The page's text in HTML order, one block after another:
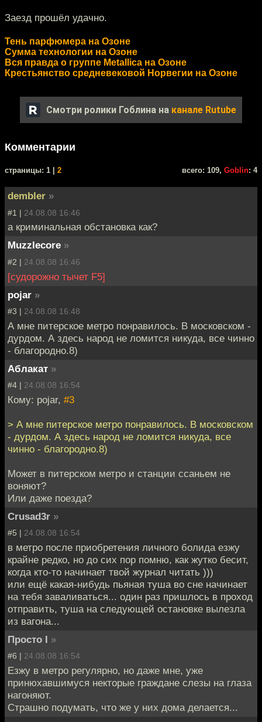
Заезд прошёл удачно.
Тень парфюмера на Озоне
Сумма технологии на Озоне
Вся правда о группе Мetallica на Озоне
Крестьянство средневековой Норвегии на Озоне
Смотри ролики Гоблина на канале Rutube
Комментарии
cтраницы: 1 | 2 всего: 109, Goblin: 4
dembler »
#1 | 24.08.08 16:46
а криминальная обстановка как?
Muzzlecore »
#2 | 24.08.08 16:46
[судорожно тычет F5]
pojar »
#3 | 24.08.08 16:48
А мне питерское метро понравилось. В московском -
дурдом. А здесь народ не ломится никуда, все чинно
- благородно.8)
Аблакат »
#4 | 24.08.08 16:54
Кому: pojar, #3
> А мне питерское метро понравилось. В московском
- дурдом. А здесь народ не ломится никуда, все
чинно - благородно.8)
Может в питерском метро и станции ссаньем не
воняют?
Или даже поезда?
Crusad3r »
#5 | 24.08.08 16:54
в метро после приобретения личного болида езжу
крайне редко, но до сих пор помню, как жутко бесит,
когда кто-то начинает твой журнал читать )))
или ещё какая-нибудь пьяная туша во сне начинает
на тебя заваливаться... один раз пришлось в проход
отправить, туша на следующей остановке вылезла
из вагона...
Просто I »
#6 | 24.08.08 16:54
Езжу в метро регулярно, но даже мне, уже
принюхавшимуся некторые граждане слезы на глаза
нагоняют.
Страшно подумать, что же у них дома делается...